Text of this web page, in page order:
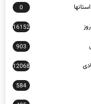
16152
903
12068
584
485